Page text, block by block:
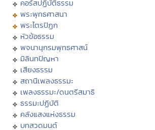
คอร์สปฏิบัติธรรม
พระพุทธศาสนา
พระไตรปิฏก
หัวข้อธรรม
พจนานุกรมพุทธศาสน์
มิลินทปัญหา
เสียงธรรม
สถานีเพลงธรรมะ
เพลงธรรมะ/ดนตรีสมาธิ
ธรรมะปฏิบัติ
คลังแสงแห่งธรรม
บทสวดมนต์